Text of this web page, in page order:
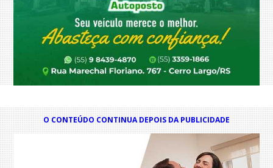
O CONTEÚDO CONTINUA DEPOIS DA PUBLICIDADE